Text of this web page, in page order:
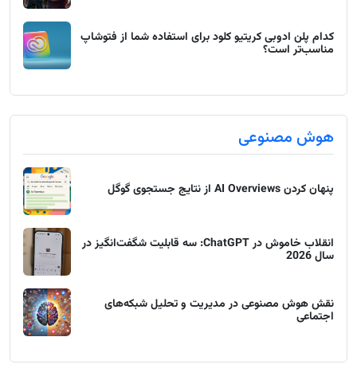
کدام پلن ادوبی کریتیو کلود برای استفاده شما از فتوشاپ
مناسب‌تر است؟
هوش مصنوعی
پنهان کردن AI Overviews از نتایج جستجوی گوگل
انقلاب خاموش در ChatGPT: سه قابلیت شگفت‌انگیز در
سال 2026
نقش هوش مصنوعی در مدیریت و تحلیل شبکه‌های
اجتماعی